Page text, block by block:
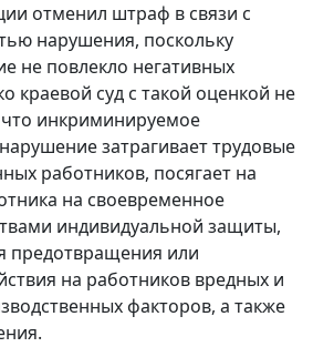
отменил штраф в связи с
нарушения, поскольку
не повлекло негативных
краевой суд с такой оценкой не
что инкриминируемое
затрагивает трудовые
работников, посягает на
на своевременное
индивидуальной защиты,
предотвращения или
на работников вредных и
факторов, а также